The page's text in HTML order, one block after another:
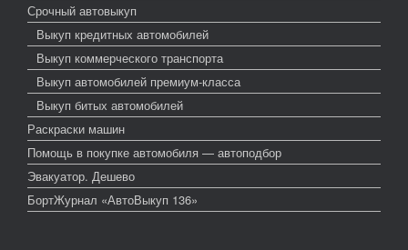
Срочный автовыкуп
Выкуп кредитных автомобилей
Выкуп коммерческого транспорта
Выкуп автомобилей премиум-класса
Выкуп битых автомобилей
Раскраски машин
Помощь в покупке автомобиля — автоподбор
Эвакуатор. Дешево
БортЖурнал «АвтоВыкуп 136»